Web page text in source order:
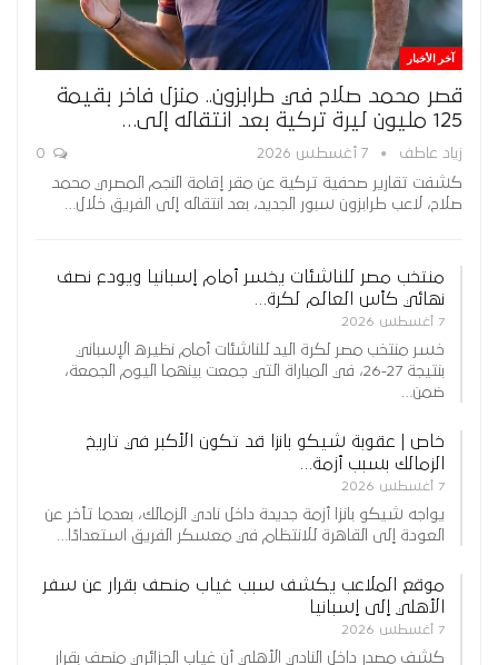
آخر الأخبار
قصر محمد صلاح في طرابزون.. منزل فاخر بقيمة
125 مليون ليرة تركية بعد انتقاله إلى…
زياد عاطف 7 أغسطس 2026
كشفت تقارير صحفية تركية عن مقر إقامة النجم المصري محمد
صلاح، لاعب طرابزون سبور الجديد، بعد انتقاله إلى الفريق خلال…
منتخب مصر للناشئات يخسر أمام إسبانيا ويودع نصف
نهائي كأس العالم لكرة…
7 أغسطس 2026
خسر منتخب مصر لكرة اليد للناشئات أمام نظيره الإسباني
بنتيجة 27-26، في المباراة التي جمعت بينهما اليوم الجمعة،
ضمن…
خاص | عقوبة شيكو بانزا قد تكون الأكبر في تاريخ
الزمالك بسبب أزمة…
7 أغسطس 2026
يواجه شيكو بانزا أزمة جديدة داخل نادي الزمالك، بعدما تأخر عن
العودة إلى القاهرة للانتظام في معسكر الفريق استعدادًا…
موقع الملاعب يكشف سبب غياب منصف بقرار عن سفر
الأهلي إلى إسبانيا
7 أغسطس 2026
كشف مصدر داخل النادي الأهلي أن غياب الجزائري منصف بقرار